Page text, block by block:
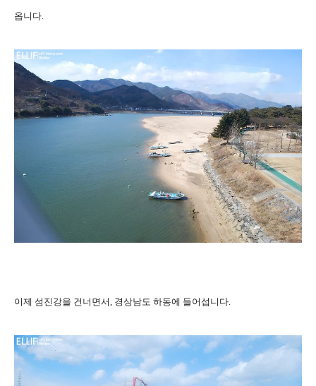
옵니다.
이제 섬진강을 건너면서, 경상남도 하동에 들어섭니다.